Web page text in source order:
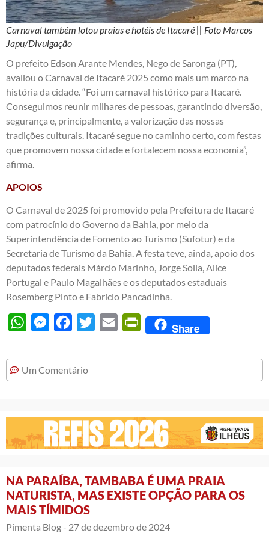
Carnaval também lotou praias e hotéis de Itacaré || Foto Marcos
Japu/Divulgação
O prefeito Edson Arante Mendes, Nego de Saronga (PT),
avaliou o Carnaval de Itacaré 2025 como mais um marco na
história da cidade. “Foi um carnaval histórico para Itacaré.
Conseguimos reunir milhares de pessoas, garantindo diversão,
segurança e, principalmente, a valorização das nossas
tradições culturais. Itacaré segue no caminho certo, com festas
que promovem nossa cidade e fortalecem nossa economia”,
afirma.
APOIOS
O Carnaval de 2025 foi promovido pela Prefeitura de Itacaré
com patrocínio do Governo da Bahia, por meio da
Superintendência de Fomento ao Turismo (Sufotur) e da
Secretaria de Turismo da Bahia. A festa teve, ainda, apoio dos
deputados federais Márcio Marinho, Jorge Solla, Alice
Portugal e Paulo Magalhães e os deputados estaduais
Rosemberg Pinto e Fabrício Pancadinha.
WhatsAppMessengerFacebook
Twitter Email PrintFriendly
Share
Um Comentário
NA PARAÍBA, TAMBABA É UMA PRAIA
NATURISTA, MAS EXISTE OPÇÃO PARA OS
MAIS TÍMIDOS
Pimenta Blog - 27 de dezembro de 2024